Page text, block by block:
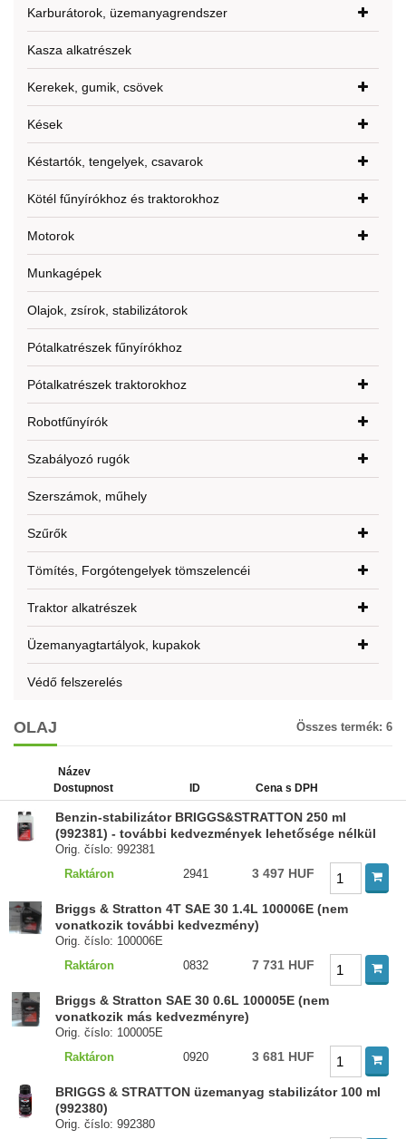
Karburátorok, üzemanyagrendszer
Kasza alkatrészek
Kerekek, gumik, csövek
Kések
Késtartók, tengelyek, csavarok
Kötél fűnyírókhoz és traktorokhoz
Motorok
Munkagépek
Olajok, zsírok, stabilizátorok
Pótalkatrészek fűnyírókhoz
Pótalkatrészek traktorokhoz
Robotfűnyírók
Szabályozó rugók
Szerszámok, műhely
Szűrők
Tömítés, Forgótengelyek tömszelencéi
Traktor alkatrészek
Üzemanyagtartályok, kupakok
Védő felszerelés
OLAJ Összes termék: 6
Název
Dostupnost
ID Cena s DPH
Benzin-stabilizátor BRIGGS&STRATTON 250 ml
(992381) - további kedvezmények lehetősége nélkül
Orig. číslo: 992381
Raktáron
2941 3 497 HUF
Briggs & Stratton 4T SAE 30 1.4L 100006E (nem
vonatkozik további kedvezmény)
Orig. číslo: 100006E
Raktáron
0832 7 731 HUF
Briggs & Stratton SAE 30 0.6L 100005E (nem
vonatkozik más kedvezményre)
Orig. číslo: 100005E
Raktáron
0920 3 681 HUF
BRIGGS & STRATTON üzemanyag stabilizátor 100 ml
(992380)
Orig. číslo: 992380